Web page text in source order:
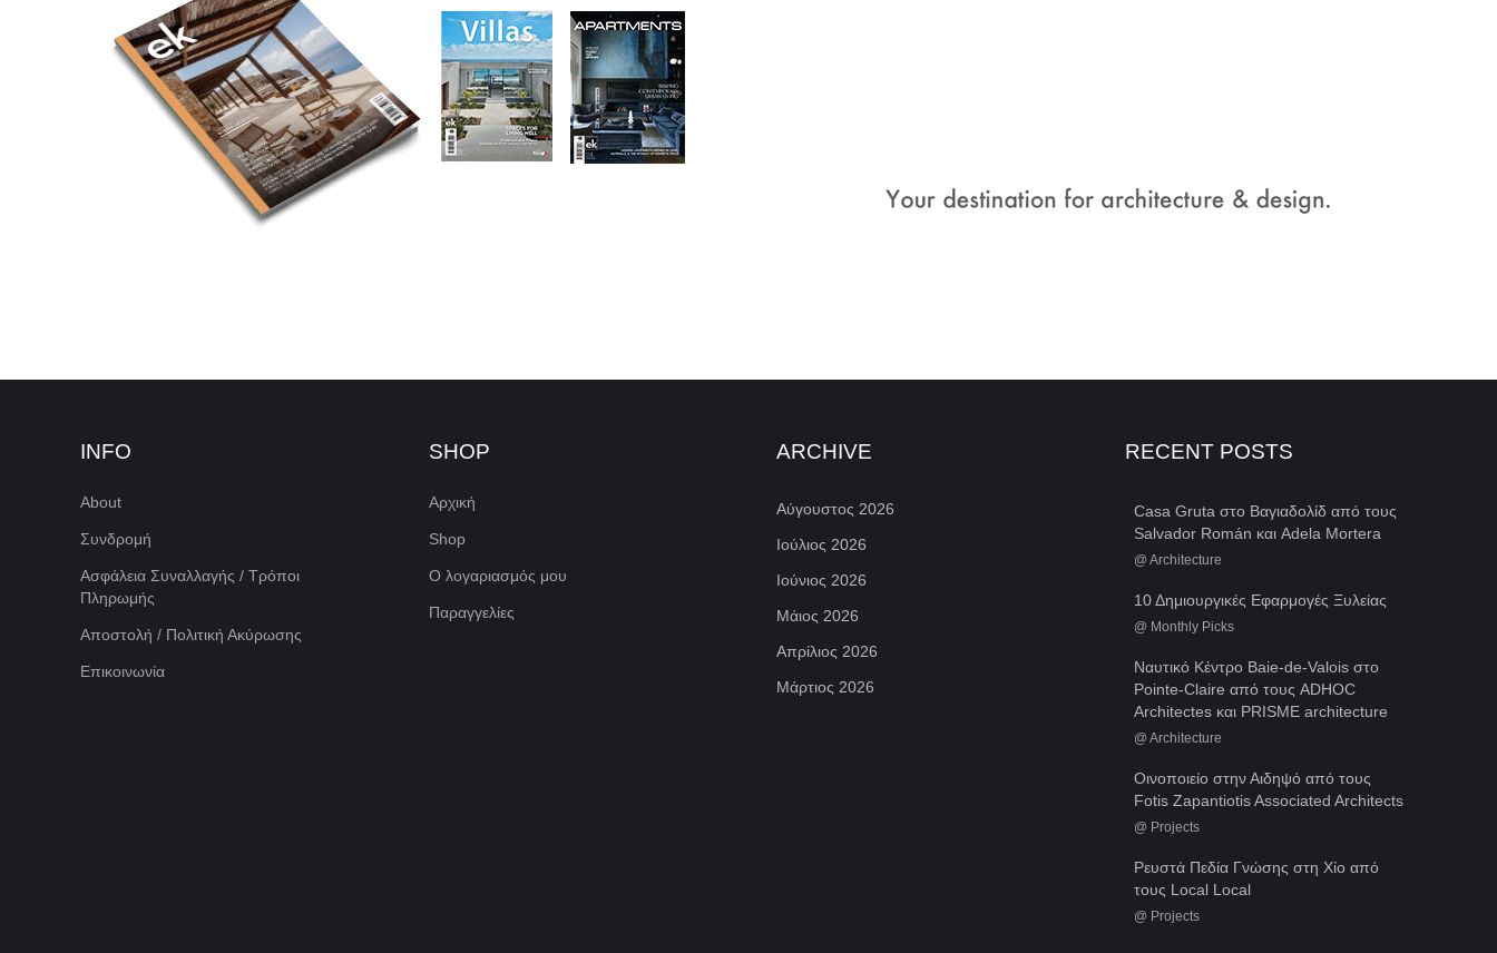
INFO
About
Συνδρομή
Ασφάλεια Συναλλαγής / Τρόποι
Πληρωμής
Αποστολή / Πολιτική Ακύρωσης
Επικοινωνία
SHOP
Αρχική
Shop
Ο λογαριασμός μου
Παραγγελίες
ARCHIVE
Αύγουστος 2026
Ιούλιος 2026
Ιούνιος 2026
Μάιος 2026
Απρίλιος 2026
Μάρτιος 2026
RECENT POSTS
Casa Gruta στο Βαγιαδολίδ από τους
Salvador Román και Adela Mortera
@ Architecture
10 Δημιουργικές Εφαρμογές Ξυλείας
@ Monthly Picks
Ναυτικό Κέντρο Baie-de-Valois στο
Pointe-Claire από τους ADHOC
Architectes και PRISME architecture
@ Architecture
Οινοποιείο στην Αιδηψό από τους
Fotis Zapantiotis Associated Architects
@ Projects
Ρευστά Πεδία Γνώσης στη Χίο από
τους Local Local
@ Projects